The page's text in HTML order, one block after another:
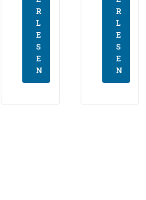
R
L
E
S
E
N
R
L
E
S
E
N